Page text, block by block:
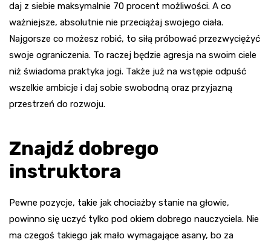
daj z siebie maksymalnie 70 procent możliwości. A co
ważniejsze, absolutnie nie przeciążaj swojego ciała.
Najgorsze co możesz robić, to siłą próbować przezwyciężyć
swoje ograniczenia. To raczej będzie agresja na swoim ciele
niż świadoma praktyka jogi. Także już na wstępie odpuść
wszelkie ambicje i daj sobie swobodną oraz przyjazną
przestrzeń do rozwoju.
Znajdź dobrego
instruktora
Pewne pozycje, takie jak chociażby stanie na głowie,
powinno się uczyć tylko pod okiem dobrego nauczyciela. Nie
ma czegoś takiego jak mało wymagające asany, bo za